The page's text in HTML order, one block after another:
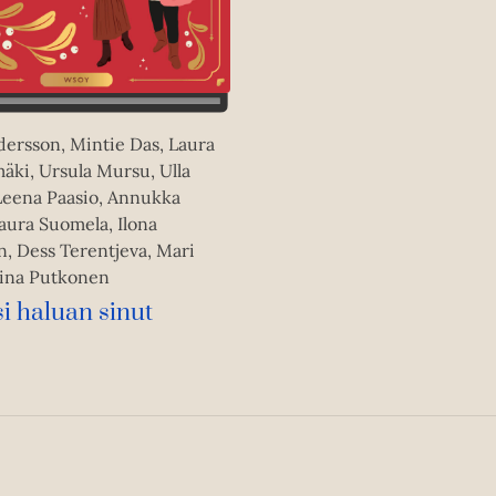
Mintie Das, Laura
Ursula Mursu, Ulla
Paasio, Annukka
Suomela, Ilona
Dess Terentjeva, Mari
Putkonen
haluan sinut